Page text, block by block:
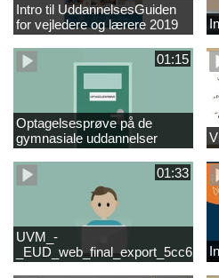
Intro til UddannelsesGuiden
for vejledere og lærere 2019
01:15
Optagelsesprøve på de
gymnasiale uddannelser
01:33
UVM_-